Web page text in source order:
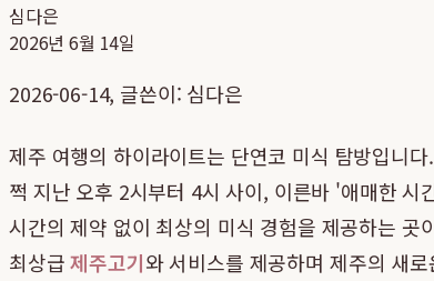
심다은
2026년 6월 14일
2026-06-14, 글쓴이: 심다은
제주 여행의 하이라이트는 단연코 미식 탐방입니
쩍 지난 오후 2시부터 4시 사이, 이른바 '애매한
시간의 제약 없이 최상의 미식 경험을 제공하는 곳
최상급제주고기와 서비스를 제공하며 제주의 새